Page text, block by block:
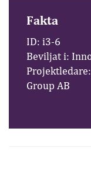
Fakta
ID: i3-6
Beviljat i:
Projektledare:
Group AB